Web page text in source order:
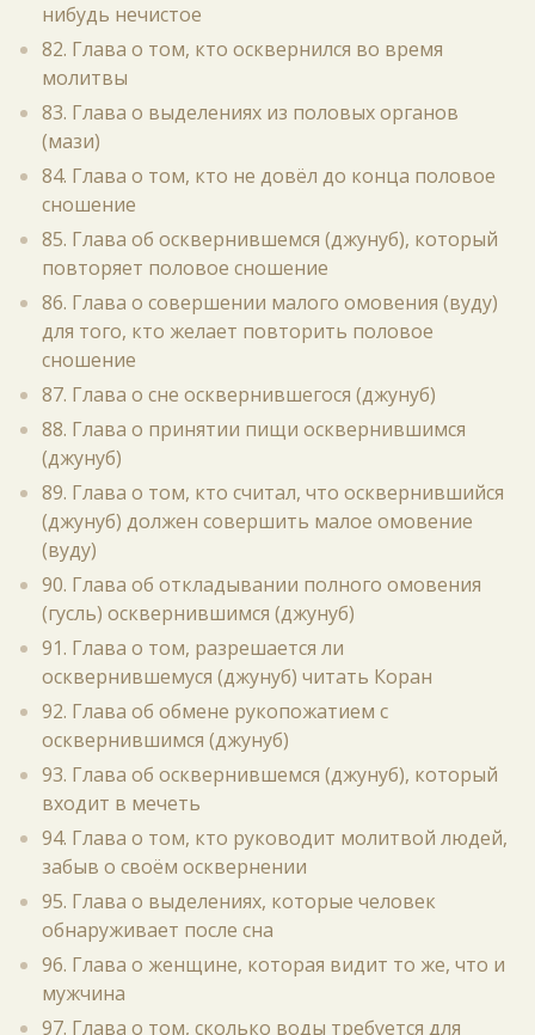
нибудь нечистое
82. Глава о том, кто осквернился во время
молитвы
83. Глава о выделениях из половых органов
(мази)
84. Глава о том, кто не довёл до конца половое
сношение
85. Глава об осквернившемся (джунуб), который
повторяет половое сношение
86. Глава о совершении малого омовения (вуду)
для того, кто желает повторить половое
сношение
87. Глава о сне осквернившегося (джунуб)
88. Глава о принятии пищи осквернившимся
(джунуб)
89. Глава о том, кто считал, что осквернившийся
(джунуб) должен совершить малое омовение
(вуду)
90. Глава об откладывании полного омовения
(гусль) осквернившимся (джунуб)
91. Глава о том, разрешается ли
осквернившемуся (джунуб) читать Коран
92. Глава об обмене рукопожатием с
осквернившимся (джунуб)
93. Глава об осквернившемся (джунуб), который
входит в мечеть
94. Глава о том, кто руководит молитвой людей,
забыв о своём осквернении
95. Глава о выделениях, которые человек
обнаруживает после сна
96. Глава о женщине, которая видит то же, что и
мужчина
97. Глава о том, сколько воды требуется для